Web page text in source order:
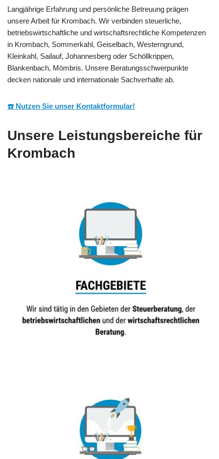
Langjährige Erfahrung und persönliche Betreuung prägen
unsere Arbeit für Krombach. Wir verbinden steuerliche,
betriebswirtschaftliche und wirtschaftsrechtliche Kompetenzen
in Krombach, Sommerkahl, Geiselbach, Westerngrund,
Kleinkahl, Sailauf, Johannesberg oder Schöllkrippen,
Blankenbach, Mömbris. Unsere Beratungsschwerpunkte
decken nationale und internationale Sachverhalte ab.
☎️ Nutzen Sie unser Kontaktformular!
Unsere Leistungsbereiche für
Krombach